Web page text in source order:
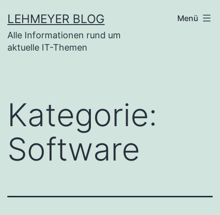
Inhalt
springen
LEHMEYER BLOG
Alle Informationen rund um
aktuelle IT-Themen
Menü
Kategorie:
Software